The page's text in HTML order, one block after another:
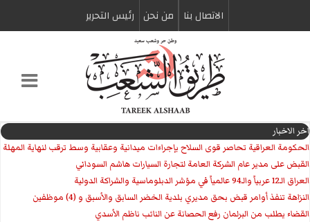
الاتصال بنا من نحن رئیس التحریر
اخر الاخبار
الحكومة العراقية تحاصر قوى السلاح بإجراءات ميدانية وعقابية وسط ترقب لنهاية المهلة
القبض على مدير عام الشركة العامة لتجارة السيارات هاشم السوداني
العراق الـ12 عربياً والـ94 عالمياً في مؤشر الدبلوماسية والشراكة الدولية
النزاهة تنفذ أوامر قبض بحق مديري بلدية الخضر السابق والأسبق و (4) موظفين
القضاء يطلب من البرلمان رفع الحصانة عن النائب ناظم الأسدي